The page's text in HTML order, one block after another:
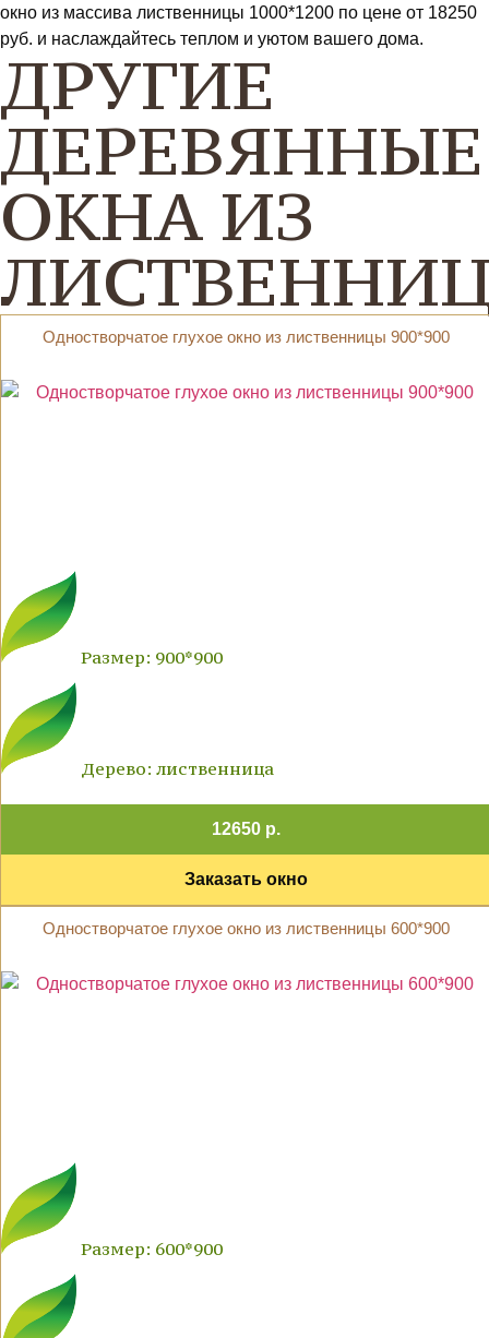
окно из массива лиственницы 1000*1200 по цене от 18250
руб. и наслаждайтесь теплом и уютом вашего дома.
ДРУГИЕ
ДЕРЕВЯННЫЕ
ОКНА ИЗ
Одностворчатое глухое окно из лиственницы 900*900
Размер: 900*900
Дерево: лиственница
12650 р.
Заказать окно
Одностворчатое глухое окно из лиственницы 600*900
Размер: 600*900